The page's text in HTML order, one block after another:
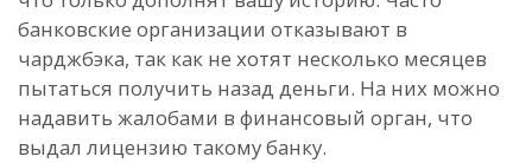
банковские организации отказывают в
чарджбэка, так как не хотят несколько месяцев
пытаться получить назад деньги. На них можно
надавить жалобами в финансовый орган, что
выдал лицензию такому банку.